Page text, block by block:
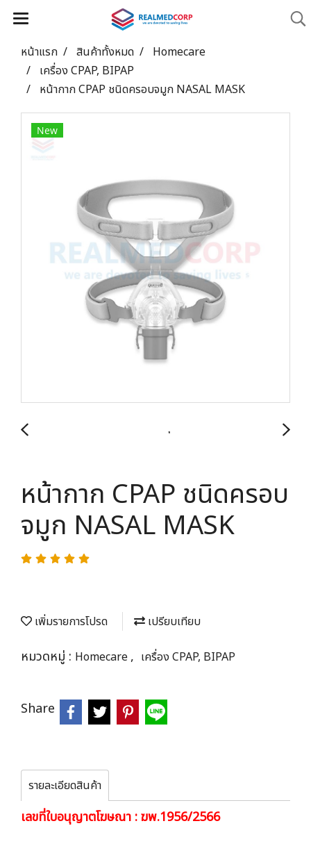
หน้าแรก สินค้าทั้งหมด
Homecare
เครื่อง CPAP, BIPAP
หน้ากาก CPAP ชนิดครอบจมูก NASAL MASK
New
หน้ากาก CPAP ชนิดครอบ
จมูก NASAL MASK
เพิ่มรายการโปรด เปรียบเทียบ
หมวดหมู่ : Homecare, เครื่อง CPAP, BIPAP
Share
รายละเอียดสินค้า
เลขที่ใบอนุญาตโฆษณา : ฆพ.1956/2566